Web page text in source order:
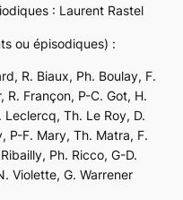
: Laurent Rastel
ou épisodiques) :
R. Biaux, Ph. Boulay, F.
R. Françon, P-C. Got, H.
Th. Le Roy, D.
P-F. Mary, Th. Matra, F.
Ph. Ricco, G-D.
Violette, G. Warrener